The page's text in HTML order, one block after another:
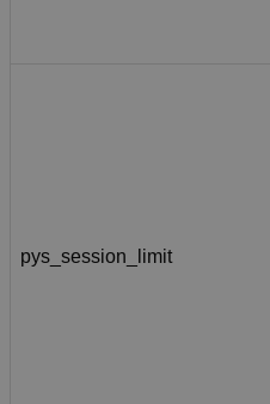
pys_session_limit